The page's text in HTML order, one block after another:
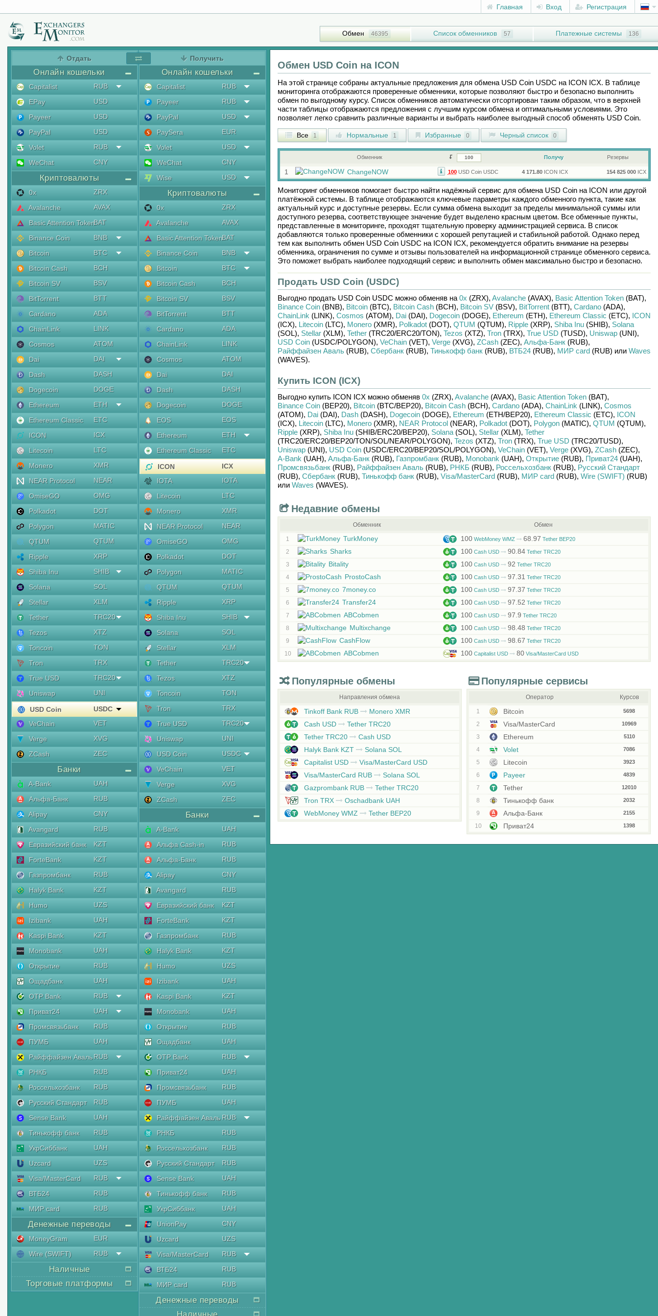
Главная Вход Регистрация
Обмен 46395 Список обменников 57 Платежные системы 136
Отдать
Онлайн кошельки
Capitalist
RUB
EPay
USD
Payeer
USD
PayPal
USD
Volet
RUB
WeChat
CNY
Криптовалюты
0x
ZRX
Avalanche
AVAX
Basic Attention TokenBAT
Binance Coin
BNB
Bitcoin
BTC
Bitcoin Cash
BCH
Bitcoin SV
BSV
BitTorrent
BTT
Cardano
ADA
ChainLink
LINK
Cosmos
ATOM
Dai
DAI
Dash
DASH
Dogecoin
DOGE
Ethereum
ETH
Ethereum Classic
ETC
ICON
ICX
Litecoin
LTC
Monero
XMR
NEAR Protocol
NEAR
OmiseGO
OMG
Polkadot
DOT
Polygon
MATIC
QTUM
QTUM
Ripple
XRP
Shiba Inu
SHIB
Solana
SOL
Stellar
XLM
Tether
TRC20
Tezos
XTZ
Toncoin
TON
Tron
TRX
True USD
TRC20
Uniswap
UNI
USD Coin
USDC
VeChain
VET
Verge
XVG
ZCash
ZEC
Банки
A-Bank
UAH
Альфа-Банк
RUB
Alipay
CNY
Avangard
RUB
Евразийский банк
KZT
ForteBank
KZT
Газпромбанк
RUB
Halyk Bank
KZT
Humo
UZS
Izibank
UAH
Kaspi Bank
KZT
Monobank
UAH
Открытие
RUB
Ощадбанк
UAH
OTP Bank
RUB
Приват24
UAH
Промсвязьбанк
RUB
ПУМБ
UAH
Райффайзен АвальRUB
РНКБ
RUB
Россельхозбанк
RUB
Русский Стандарт
RUB
Sense Bank
UAH
Тинькофф банк
RUB
УкрСиббанк
UAH
Uzcard
UZS
Visa/MasterCard
RUB
ВТБ24
RUB
МИР card
RUB
Денежные переводы
MoneyGram
EUR
Wire (SWIFT)
RUB
Наличные
Торговые платформы
Получить
Онлайн кошельки
Capitalist
RUB
Payeer
RUB
PayPal
USD
PaySera
EUR
Volet
USD
WeChat
CNY
Wise
USD
Криптовалюты
0x
ZRX
Avalanche
AVAX
Basic Attention TokenBAT
Binance Coin
BNB
Bitcoin
BTC
Bitcoin Cash
BCH
Bitcoin SV
BSV
BitTorrent
BTT
Cardano
ADA
ChainLink
LINK
Cosmos
ATOM
Dai
DAI
Dash
DASH
Dogecoin
DOGE
EOS
EOS
Ethereum
ETH
Ethereum Classic
ETC
ICON
ICX
IOTA
IOTA
Litecoin
LTC
Monero
XMR
NEAR Protocol
NEAR
OmiseGO
OMG
Polkadot
DOT
Polygon
MATIC
QTUM
QTUM
Ripple
XRP
Shiba Inu
SHIB
Solana
SOL
Stellar
XLM
Tether
TRC20
Tezos
XTZ
Toncoin
TON
Tron
TRX
True USD
TRC20
Uniswap
UNI
USD Coin
USDC
VeChain
VET
Verge
XVG
ZCash
ZEC
Банки
A-Bank
UAH
Альфа Cash-in
RUB
Альфа-Банк
RUB
Alipay
CNY
Avangard
RUB
Евразийский банк
KZT
ForteBank
KZT
Газпромбанк
RUB
Halyk Bank
KZT
Humo
UZS
Izibank
UAH
Kaspi Bank
KZT
Monobank
UAH
Открытие
RUB
Ощадбанк
UAH
OTP Bank
RUB
Приват24
UAH
Промсвязьбанк
RUB
ПУМБ
UAH
Райффайзен Аваль RUB
РНКБ
RUB
Россельхозбанк
RUB
Русский Стандарт
RUB
Sense Bank
UAH
Тинькофф банк
RUB
УкрСиббанк
UAH
UnionPay
CNY
Uzcard
UZS
Visa/MasterCard
RUB
ВТБ24
RUB
МИР card
RUB
Денежные переводы
Обмен USD Coin на ICON
На этой странице собраны актуальные предложения для обмена USD Coin USDC на ICON ICX. В таблице
мониторинга отображаются проверенные обменники, которые позволяют быстро и безопасно выполнить
обмен по выгодному курсу. Список обменников автоматически отсортирован таким образом, что в верхней
части таблицы отображаются предложения с лучшим курсом обмена и оптимальными условиями. Это
позволяет легко сравнить различные варианты и выбрать наиболее выгодный способ обменять USD Coin.
Все 1 Нормальные 1 Избранные 0 Черный список 0
Обменник Получу Резервы
1 ChangeNOW 100USD Coin USDC 4 171.80ICON ICX 154 825 000ICX
Мониторинг обменников помогает быстро найти надёжный сервис для обмена USD Coinна ICON или другой
платёжной системы. В таблице отображаются ключевые параметры каждого обменного пункта, такие как
актуальный курс и доступные резервы. Если сумма обмена выходит за пределы минимальной суммы или
доступного резерва, соответствующее значение будет выделено красным цветом. Все обменные пункты,
представленные в мониторинге, проходят тщательную проверку администрацией сервиса. В список
добавляются только проверенные обменники с хорошей репутацией и стабильной работой. Однако перед
тем как выполнить обмен USD Coin USDC на ICON ICX, рекомендуется обратить внимание на резервы
обменника, ограничения по сумме и отзывы пользователей на информационной странице обменного сервиса.
Это поможет выбрать наиболее подходящий сервис и выполнить обмен максимально быстро и безопасно.
Продать USD Coin (USDC)
Выгодно продать USD Coin USDC можно обменяв на 0x (ZRX), Avalanche(AVAX), Basic Attention Token(BAT),
Binance Coin(BNB), Bitcoin(BTC), Bitcoin Cash(BCH), Bitcoin SV(BSV), BitTorrent(BTT), Cardano(ADA),
ChainLink (LINK), Cosmos (ATOM), Dai(DAI), Dogecoin(DOGE), Ethereum (ETH), Ethereum Classic (ETC), ICON
(ICX), Litecoin(LTC), Monero(XMR), Polkadot(DOT), QTUM (QTUM), Ripple(XRP), Shiba Inu(SHIB), Solana
(SOL), Stellar(XLM), Tether(TRC20/ERC20/TON), Tezos (XTZ), Tron(TRX), True USD (TUSD), Uniswap(UNI),
USD Coin(USDC/POLYGON), VeChain(VET), Verge(XVG), ZCash(ZEC), Альфа-Банк(RUB),
Райффайзен Аваль(RUB), Сбербанк(RUB), Тинькофф банк(RUB), ВТБ24(RUB), МИР card(RUB) или Waves
(WAVES).
Купить ICON (ICX)
Выгодно купить ICON ICXможно обменяв 0x (ZRX), Avalanche(AVAX), Basic Attention Token(BAT),
Binance Coin(BEP20), Bitcoin(BTC/BEP20), Bitcoin Cash(BCH), Cardano(ADA), ChainLink (LINK), Cosmos
(ATOM), Dai(DAI), Dash(DASH), Dogecoin(DOGE), Ethereum (ETH/BEP20), Ethereum Classic (ETC), ICON
(ICX), Litecoin(LTC), Monero(XMR), NEAR Protocol(NEAR), Polkadot(DOT), Polygon(MATIC), QTUM (QTUM),
Ripple(XRP), Shiba Inu(SHIB/ERC20/BEP20), Solana(SOL), Stellar(XLM), Tether
(TRC20/ERC20/BEP20/TON/SOL/NEAR/POLYGON), Tezos (XTZ), Tron(TRX), True USD (TRC20/TUSD),
Uniswap(UNI), USD Coin(USDC/ERC20/BEP20/SOL/POLYGON), VeChain(VET), Verge(XVG), ZCash(ZEC),
A-Bank (UAH), Альфа-Банк(RUB), Газпромбанк(RUB), Monobank (UAH), Открытие(RUB), Приват24(UAH),
Промсвязьбанк(RUB), Райффайзен Аваль(RUB), РНКБ (RUB), Россельхозбанк(RUB), Русский Стандарт
(RUB), Сбербанк(RUB), Тинькофф банк(RUB), Visa/MasterCard(RUB), МИР card(RUB), Wire (SWIFT) (RUB)
или Waves (WAVES).
Недавние обмены
Обменник Обмен
1 TurkMoney 100WebMoney WMZ 68.97 Tether BEP20
2 Sharks 100Cash USD 90.84Tether TRC20
3 Bitality 100Cash USD 92 Tether TRC20
4 ProstoCash 100Cash USD 97.31 Tether TRC20
5 7money.co 100Cash USD 97.37 Tether TRC20
6 Transfer24 100Cash USD 97.52 Tether TRC20
7 ABCobmen 100Cash USD 97.9 Tether TRC20
8 Multixchange 100Cash USD 98.48 Tether TRC20
9 CashFlow 100Cash USD 98.67 Tether TRC20
10 ABCobmen 100Capitalist USD 80Visa/MasterCard USD
Популярные обмены
Направления обмена
Tinkoff Bank RUB
Monero XMR
Cash USD
Tether TRC20
Tether TRC20
Cash USD
Halyk Bank KZT
Solana SOL
Capitalist USD
Visa/MasterCard USD
Visa/MasterCard RUB
Solana SOL
Gazprombank RUB
Tether TRC20
Tron TRX
Oschadbank UAH
WebMoney WMZ
Tether BEP20
Популярные сервисы
Оператор Курсов
1 Bitcoin 5698
2 Visa/MasterCard 10969
3 Ethereum 5110
4 Volet 7086
5 Litecoin 3923
6 Payeer 4839
7 Tether 12010
8 Тинькофф банк 2032
9 Альфа-Банк 2155
10 Приват24 1398